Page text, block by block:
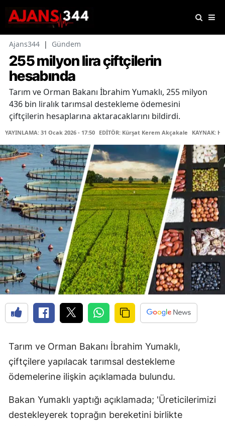
Ajans344 | Gündem
255 milyon lira çiftçilerin
hesabında
Tarım ve Orman Bakanı İbrahim Yumaklı, 255 milyon
436 bin liralık tarımsal destekleme ödemesini
çiftçilerin hesaplarına aktaracaklarını bildirdi.
YAYINLAMA: 31 Ocak 2026 - 17:50 EDİTÖR: Kürşat Kerem Akçakale KAYNAK:
Tarım ve Orman Bakanı İbrahim Yumaklı,
çiftçilere yapılacak tarımsal destekleme
ödemelerine ilişkin açıklamada bulundu.
Bakan Yumaklı yaptığı açıklamada; 'Üreticilerimizi
destekleyerek toprağın bereketini birlikte